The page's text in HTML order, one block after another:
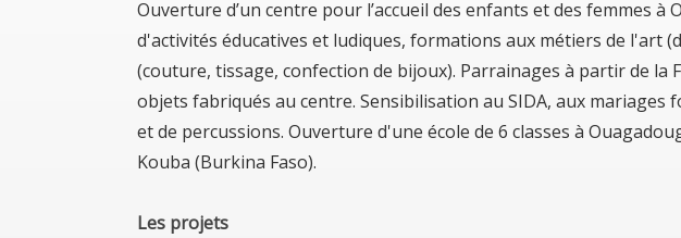
Ouverture d’un centre pour l’accueil des enfants et des femmes
d'activités éducatives et ludiques, formations aux métiers de l'art
(couture, tissage, confection de bijoux). Parrainages à partir de la
objets fabriqués au centre. Sensibilisation au SIDA, aux mariages
et de percussions. Ouverture d'une école de 6 classes à
Kouba (Burkina Faso).
Les projets